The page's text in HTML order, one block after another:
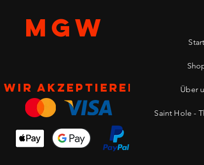
MGW
Wir akzeptieren
Start
Über
Saint Hole -